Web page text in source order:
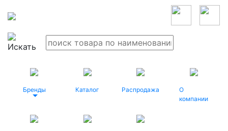
Бренды Каталог Распродажа
О
компании